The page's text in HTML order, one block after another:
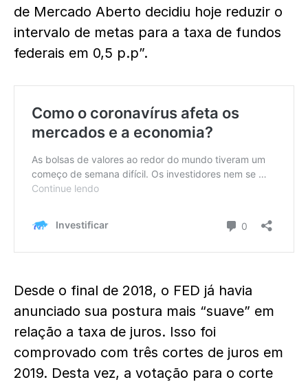
de Mercado Aberto decidiu hoje reduzir o
intervalo de metas para a taxa de fundos
federais em 0,5 p.p”.
Desde o final de 2018, o FED já havia
anunciado sua postura mais “suave” em
relação a taxa de juros. Isso foi
comprovado com três cortes de juros em
2019. Desta vez, a votação para o corte